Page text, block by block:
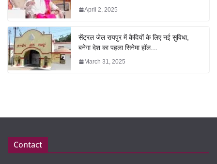
April 2, 2025
सेंट्रल जेल रायपुर में कैदियों के लिए नई सुविधा,
बनेगा देश का पहला सिनेमा हॉल…
March 31, 2025
Contact